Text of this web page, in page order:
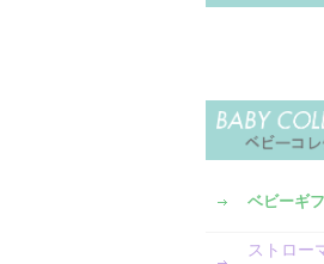
ベビーギ
ストロー